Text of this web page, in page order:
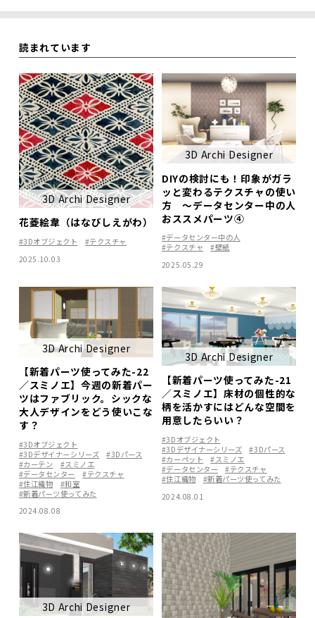
読まれています
3D Archi Designer
花菱絵韋（はなびしえがわ）
#3Dオブジェクト
#テクスチャ
2025.10.03
3D Archi Designer
DIYの検討にも！印象がガラ
ッと変わるテクスチャの使い
方 ～データセンター中の人
おススメパーツ④
#データセンター中の人
#テクスチャ
#壁紙
2025.05.29
3D Archi Designer
【新着パーツ使ってみた-22
／スミノエ】今週の新着パー
ツはファブリック。シックな
大人デザインをどう使いこな
す？
#3Dオブジェクト
#3Dデザイナーシリーズ
#3Dパース
#カーテン
#スミノエ
#データセンター
#テクスチャ
#住江織物
#和室
#新着パーツ使ってみた
2024.08.08
3D Archi Designer
【新着パーツ使ってみた-21
／スミノエ】床材の個性的な
柄を活かすにはどんな空間を
用意したらいい？
#3Dオブジェクト
#3Dデザイナーシリーズ
#3Dパース
#カーペット
#スミノエ
#データセンター
#テクスチャ
#住江織物
#新着パーツ使ってみた
2024.08.01
3D Archi Designer